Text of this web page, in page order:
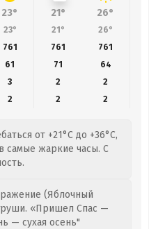
23° 21° 26°
23° 21° 26°
761 761 761
61 71 64
3 2
2
2 2 2
от +21°C до +36°C,
самые жаркие часы. С
(Яблочный
«Пришел Спас —
— сухая осень"